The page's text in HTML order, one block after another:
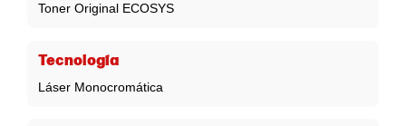
Toner Original ECOSYS
Tecnología
Láser Monocromática